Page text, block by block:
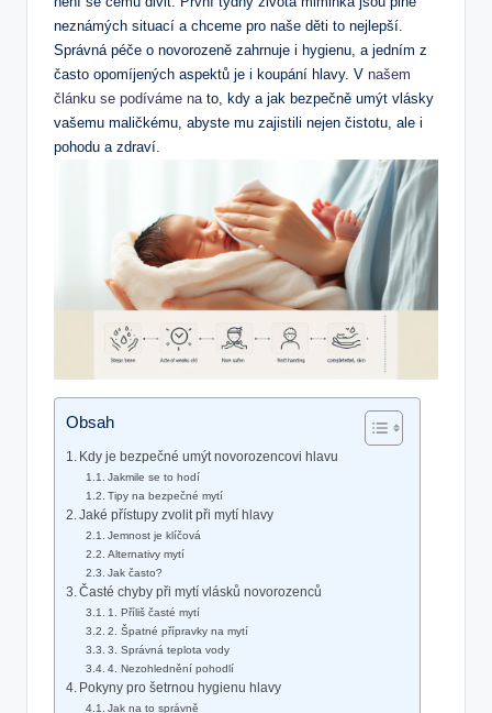
neznámých situací a chceme pro naše děti to nejlepší.
Správná péče o novorozeně zahrnuje i hygienu, a jedním z
často opomíjených aspektů je i koupání hlavy. V našem
článku se podíváme nato, kdy a jak bezpečně umýt vlásky
vašemu maličkému, abyste mu zajistili nejen čistotu, ale i
pohodu a zdraví.
Obsah
Kdy je bezpečné umýt novorozencovi hlavu
Jakmile se to hodí
Tipy na bezpečné mytí
Jaké přístupy zvolit při mytí hlavy
Jemnost je klíčová
Alternativy mytí
Jak často?
Časté chyby při mytí vlásků novorozenců
1. Příliš časté mytí
2. Špatné přípravky na mytí
3. Správná teplota vody
4. Nezohlednění pohodlí
Pokyny pro šetrnou hygienu hlavy
Jak na to správně